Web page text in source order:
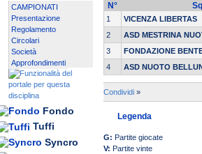
CAMPIONATI
Presentazione
Regolamento
Circolari
Società
Approfondimenti
Fondo
Tuffi
Syncro
N°
1 VICENZA LIBERTAS
2
ASD MESTRINA
3
FONDAZIONE
4
ASD NUOTO
Condividi »
Legenda
G: Partite giocate
V: Partite vinte